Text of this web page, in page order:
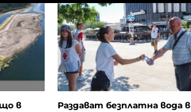
в
Раздават безплатна вода в